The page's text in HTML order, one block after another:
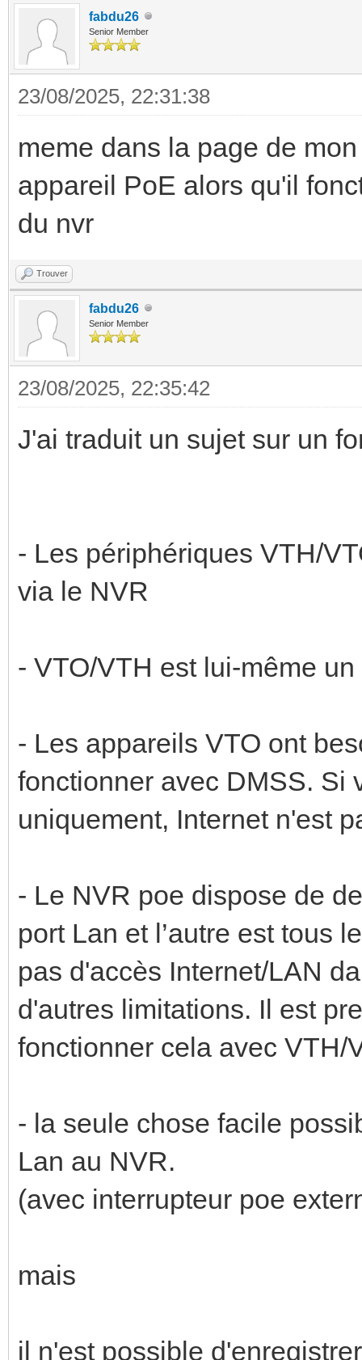
fabdu26
Senior Member
23/08/2025, 22:31:38
meme dans la page de
appareil PoE alors qu'il
du nvr
Trouver
fabdu26
Senior Member
23/08/2025, 22:35:42
J'ai traduit un sujet sur un
- Les périphériques VTH/
via le NVR
- VTO/VTH est lui-même
- Les appareils VTO ont
fonctionner avec DMSS. Si
uniquement, Internet n'est
- Le NVR poe dispose de
port Lan et l’autre est tous
pas d'accès Internet/LAN
d'autres limitations. Il est
fonctionner cela avec VTH/
- la seule chose facile
Lan au NVR.
(avec interrupteur poe
mais
il n'est possible